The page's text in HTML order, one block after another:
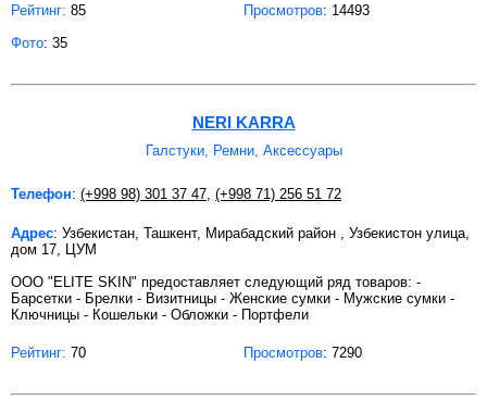
Рейтинг: 85 Просмотров: 14493
Фото: 35
NERI KARRA
Галстуки, Ремни, Аксессуары
Телефон: (+998 98) 301 37 47 (+998 71) 256 51 72
Адрес: Узбекистан, Ташкент, Мирабадский район , Узбекистон улица,
дом 17, ЦУМ
ООО "ELITE SKIN" предоставляет следующий ряд товаров: -
Барсетки - Брелки - Визитницы - Женские сумки - Мужские сумки -
Ключницы - Кошельки - Обложки - Портфели
Рейтинг: 70 Просмотров: 7290